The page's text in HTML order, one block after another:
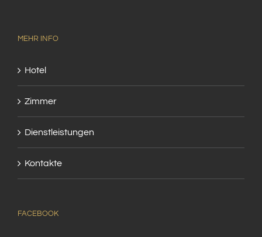
MEHR INFO
Hotel
Zimmer
Dienstleistungen
Kontakte
FACEBOOK